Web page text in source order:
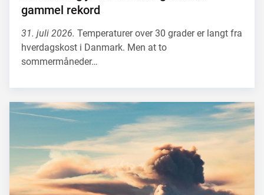
gammel rekord
31. juli 2026. Temperaturer over 30 grader er langt fra
hverdagskost i Danmark. Men at to
sommermåneder…